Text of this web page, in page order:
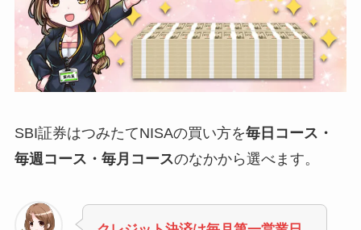
SBI証券はつみたてNISAの買い方を毎日コース・
毎週コース・毎月コースのなかから選べます。